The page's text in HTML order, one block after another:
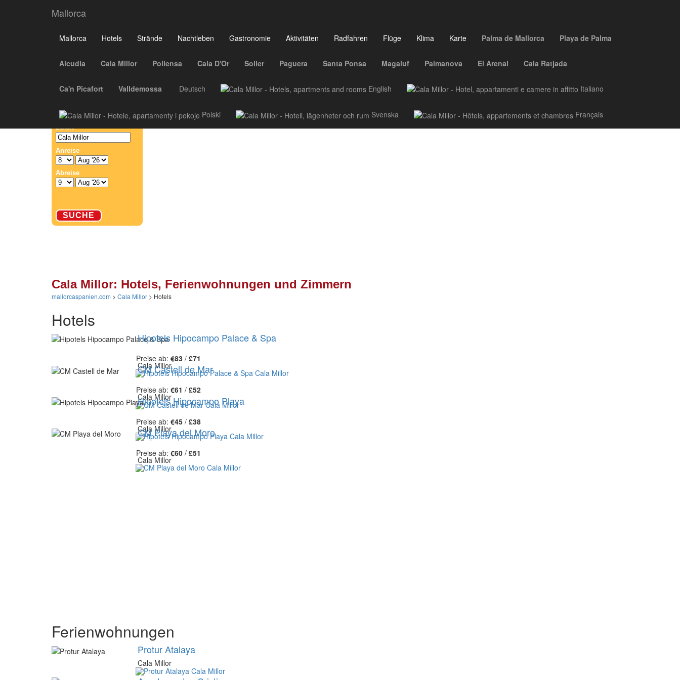
MALLORCA
Mallorca
Mallorca Hotels Strände Nachtleben Gastronomie Aktivitäten Radfahren Flüge Klima Karte Palma de Mallorca Playa de Palma
Alcudia Cala Millor Pollensa Cala D'Or Soller Paguera Santa Ponsa Magaluf Palmanova El Arenal Cala Ratjada
Ca'n Picafort Valldemossa Deutsch English Italiano
Polski Svenska Français
Suche nach Hotels
Cala Millor: Hotels, Ferienwohnungen und Zimmern
mallorcaspanien.com > Cala Millor > Hotels
Hotels
Hipotels Hipocampo Palace & Spa
Preise ab: €83 / £71
Cala Millor
CM Castell de Mar
Preise ab: €61 / £52
Cala Millor
Hipotels Hipocampo Playa
Preise ab: €45 / £38
Cala Millor
CM Playa del Moro
Preise ab: €60 / £51
Cala Millor
Ferienwohnungen
Protur Atalaya
Cala Millor